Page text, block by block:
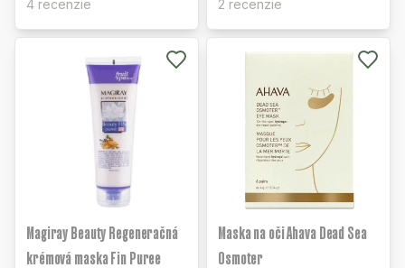
4 recenzie 2 recenzie
Magiray Beauty Regeneračná
krémová maska Fin Puree
Maska na oči Ahava Dead Sea
Osmoter